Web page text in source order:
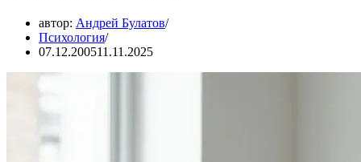
автор: Андрей Булатов
Психология
07.12.200511.11.2025